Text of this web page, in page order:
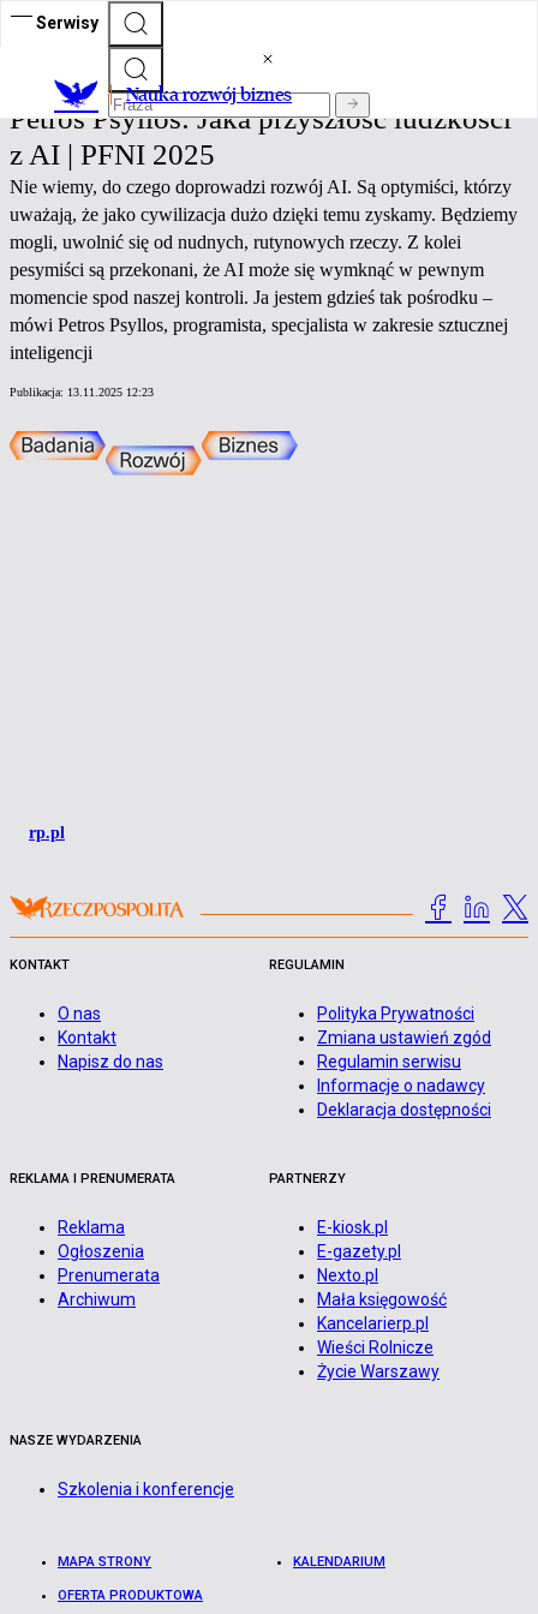
Serwisy
Nauka rozwój biznes
Nauka rozwój biznes
Petros Psyllos: Jaka przyszłość ludzkości
z AI | PFNI 2025
Nie wiemy, do czego doprowadzi rozwój AI. Są optymiści, którzy
uważają, że jako cywilizacja dużo dzięki temu zyskamy. Będziemy
mogli, uwolnić się od nudnych, rutynowych rzeczy. Z kolei
pesymiści są przekonani, że AI może się wymknąć w pewnym
momencie spod naszej kontroli. Ja jestem gdzieś tak pośrodku –
mówi Petros Psyllos, programista, specjalista w zakresie sztucznej
inteligencji
Publikacja: 13.11.2025 12:23
rp.pl
KONTAKT
O nas
Kontakt
Napisz do nas
REGULAMIN
Polityka Prywatności
Zmiana ustawień zgód
Regulamin serwisu
Informacje o nadawcy
Deklaracja dostępności
REKLAMA I PRENUMERATA
Reklama
Ogłoszenia
Prenumerata
Archiwum
PARTNERZY
E-kiosk.pl
E-gazety.pl
Nexto.pl
Mała księgowość
Kancelarierp.pl
Wieści Rolnicze
Życie Warszawy
NASZE WYDARZENIA
Szkolenia i konferencje
MAPA STRONY KALENDARIUM
OFERTA PRODUKTOWA